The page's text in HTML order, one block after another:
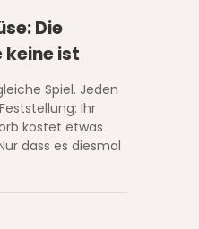
Die
keine ist
Spiel. Jeden
Ihr
kostet etwas
dass es diesmal